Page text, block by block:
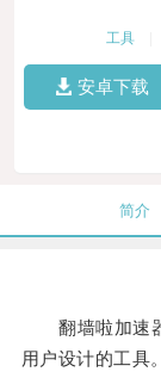
工具
安卓下载
简介
翻墙啦加速器
用户设计的工具。